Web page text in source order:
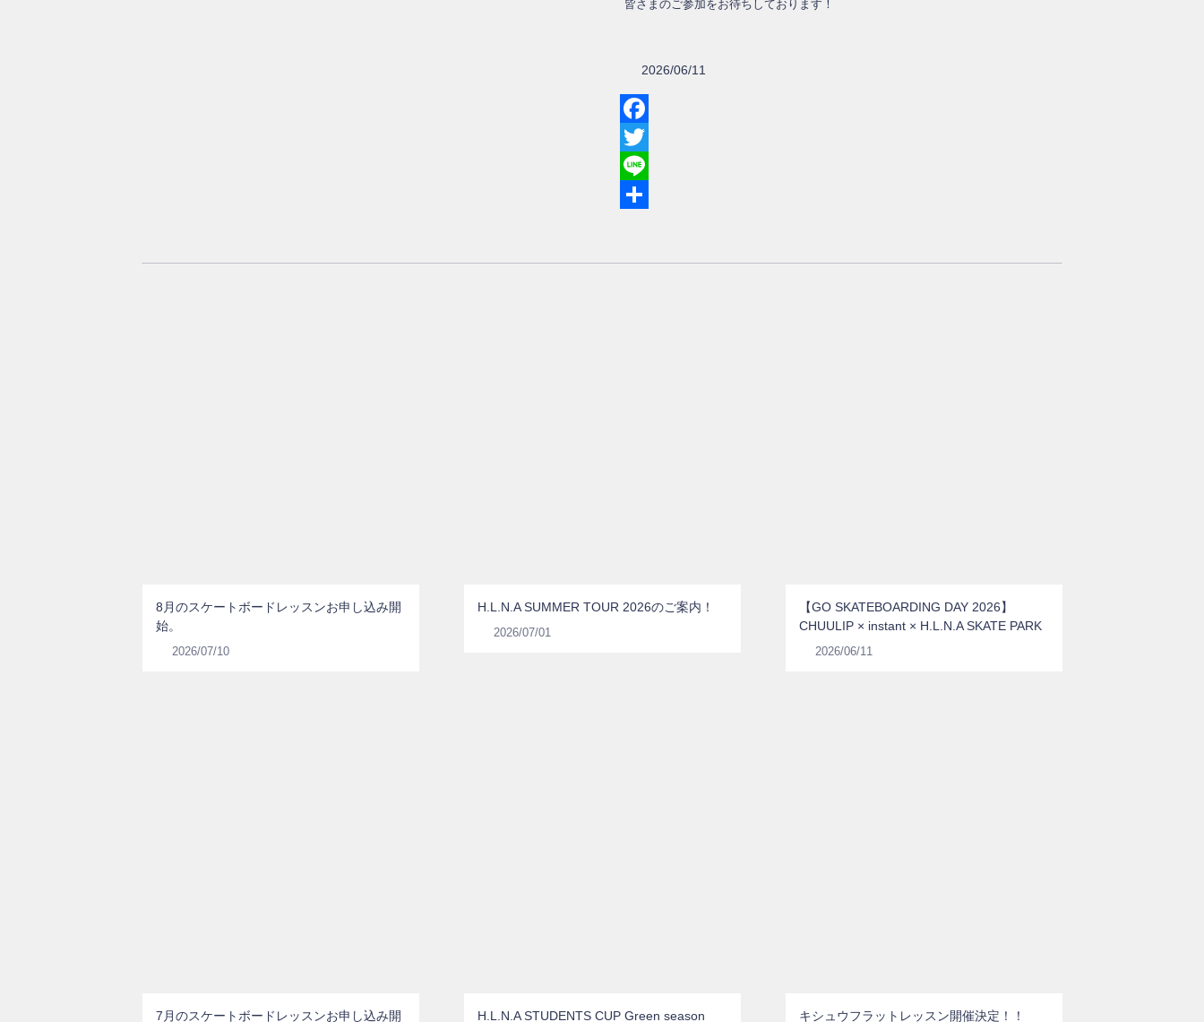
皆さまのご参加をお待ちしております！
2026/06/11
Facebook
Twitter
Line
8月のスケートボードレッスンお申し込み開
始。
2026/07/10
H.L.N.A SUMMER TOUR 2026のご案内！
2026/07/01
【GO SKATEBOARDING DAY 2026】
CHUULIP × instant × H.L.N.A SKATE PARK
2026/06/11
7月のスケートボードレッスンお申し込み開
H.L.N.A STUDENTS CUP Green season
キシュウフラットレッスン開催決定！！